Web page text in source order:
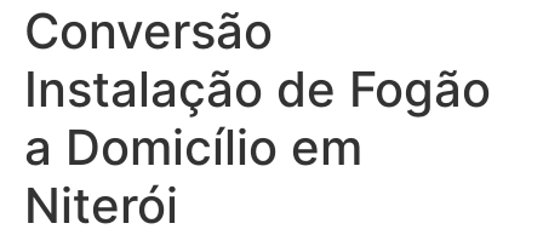
Conversão
Instalação de Fogão
a Domicílio em
Niterói